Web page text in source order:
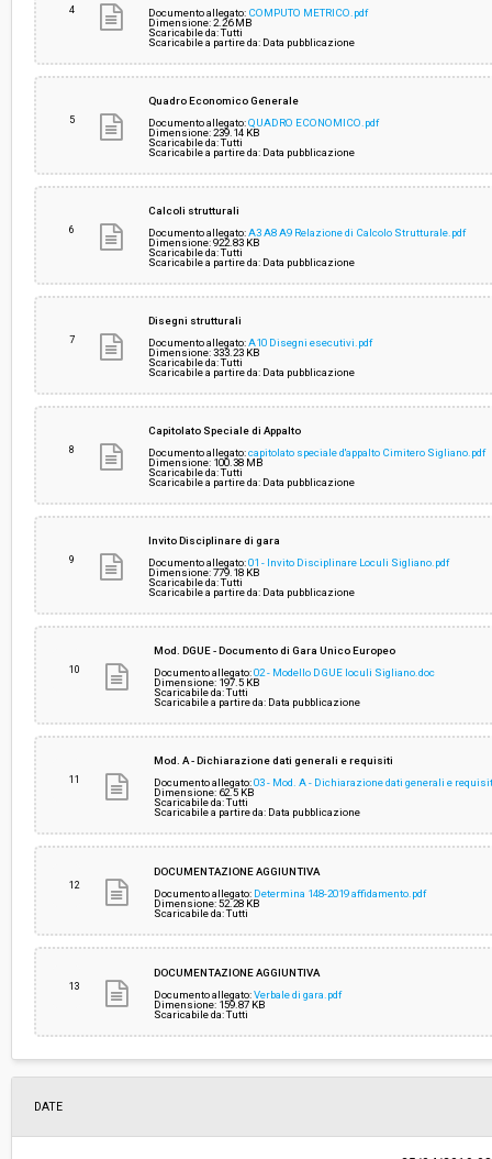
4
Documento allegato: COMPUTO METRICO.pdf
Dimensione: 2.26 MB
Scaricabile da: Tutti
Scaricabile a partire da: Data pubblicazione
5
Quadro Economico Generale
Documento allegato:QUADRO ECONOMICO.pdf
Dimensione: 239.14 KB
Scaricabile da: Tutti
Scaricabile a partire da: Data pubblicazione
6
Calcoli strutturali
Documento allegato:A3 A8 A9 Relazione di Calcolo Strutturale.pdf
Dimensione: 922.83 KB
Scaricabile da: Tutti
Scaricabile a partire da: Data pubblicazione
7
Disegni strutturali
Documento allegato:A10 Disegni esecutivi.pdf
Dimensione: 333.23 KB
Scaricabile da: Tutti
Scaricabile a partire da: Data pubblicazione
8
Capitolato Speciale di Appalto
Documento allegato:capitolato speciale d'appalto Cimitero Sigliano.pdf
Dimensione: 100.38 MB
Scaricabile da: Tutti
Scaricabile a partire da: Data pubblicazione
9
Invito Disciplinare di gara
Documento allegato:01 - Invito Disciplinare Loculi Sigliano.pdf
Dimensione: 779.18 KB
Scaricabile da: Tutti
Scaricabile a partire da: Data pubblicazione
10
Mod. DGUE - Documento di Gara Unico Europeo
Documento allegato:02 - Modello DGUE loculi Sigliano.doc
Dimensione: 197.5 KB
Scaricabile da: Tutti
Scaricabile a partire da: Data pubblicazione
11
Mod. A - Dichiarazione dati generali e requisiti
Documento allegato:03 - Mod. A - Dichiarazione dati generali e
Dimensione: 62.5 KB
Scaricabile da: Tutti
Scaricabile a partire da: Data pubblicazione
12
DOCUMENTAZIONE AGGIUNTIVA
Documento allegato: Determina 148-2019 affidamento.pdf
Dimensione: 52.28 KB
Scaricabile da: Tutti
13
DOCUMENTAZIONE AGGIUNTIVA
Documento allegato:Verbale di gara.pdf
Dimensione: 159.87 KB
Scaricabile da: Tutti
DATE